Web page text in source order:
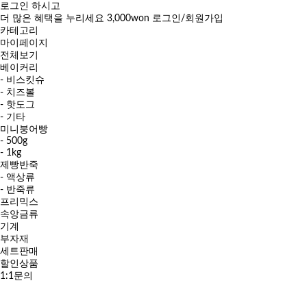
로그인 하시고
더 많은 혜택을 누리세요 3,000won 로그인/회원가입
카테고리
마이페이지
전체보기
베이커리
- 비스킷슈
- 치즈볼
- 핫도그
- 기타
미니붕어빵
- 500g
- 1kg
제빵반죽
- 액상류
- 반죽류
프리믹스
속앙금류
기계
부자재
세트판매
할인상품
1:1문의